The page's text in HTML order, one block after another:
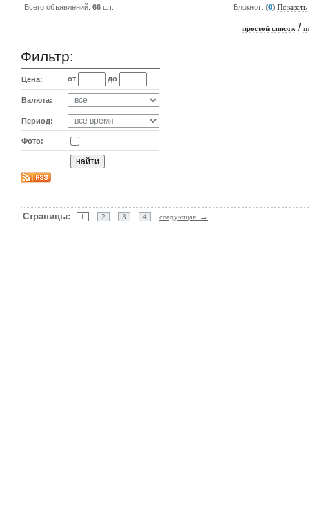
Всего объявлений: 66 шт. Блокнот: (0) Показать
простой список /
Фильтр:
Цена: от до
Валюта:
Период:
Фото:
Страницы: 1 2 3 4 следующая →